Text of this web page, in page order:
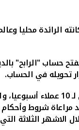
الرائدة محليا
"الرابح"
تحويله في الحساب.